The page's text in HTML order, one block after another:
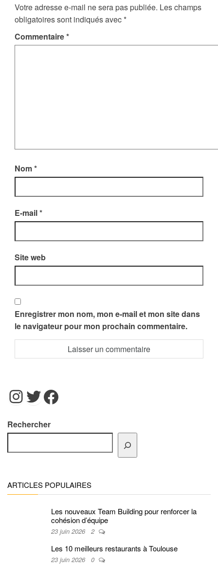
Votre adresse e-mail ne sera pas publiée. Les champs
obligatoires sont indiqués avec *
Commentaire*
Nom*
E-mail*
Site web
Enregistrer mon nom, mon e-mail et mon site dans
le navigateur pour mon prochain commentaire.
Instagram
TwitterFacebook
Rechercher
ARTICLES POPULAIRES
Les nouveaux Team Building pour renforcer la
cohésion d’équipe
23 juin 2026 2
Les 10 meilleurs restaurants à Toulouse
23 juin 2026 0